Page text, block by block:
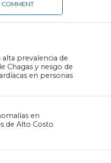
COMMENT
alta prevalencia de
Chagas y riesgo de
en personas
en
de Alto Costo